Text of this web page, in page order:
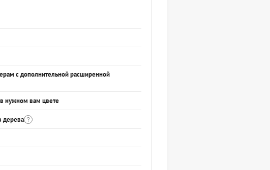
с дополнительной расширенной
нужном вам цвете
дерева